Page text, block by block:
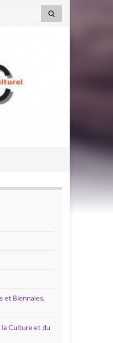
et Biennales,
la Culture et du